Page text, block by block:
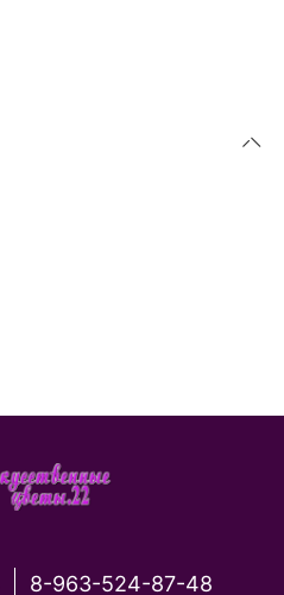
8-963-524-87-48